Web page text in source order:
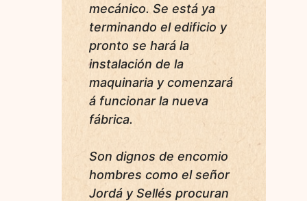
mecánico. Se está ya
terminando el edificio y
pronto se hará la
instalación de la
maquinaria y comenzará
á funcionar la nueva
fábrica.
Son dignos de encomio
hombres como el señor
Jordá y Sellés procuran